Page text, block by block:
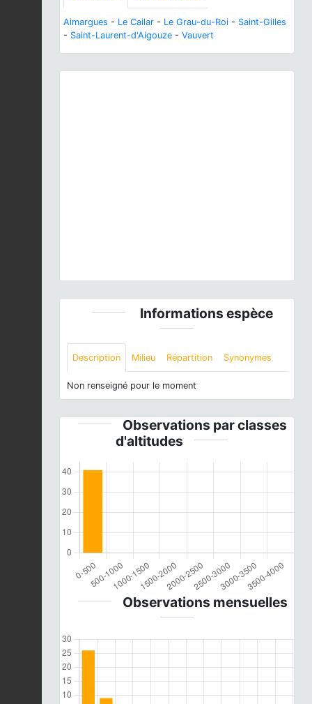
Aimargues - Le Cailar - Le Grau-du-Roi - Saint-Gilles
- Saint-Laurent-d'Aigouze - Vauvert
Informations espèce
Description Milieu Répartition Synonymes
Non renseigné pour le moment
Observations par classes
d'altitudes
Observations mensuelles